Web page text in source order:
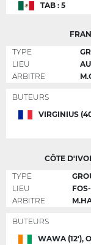
TAB : 5
TYPE
LIEU
ARBITRE
BUTEURS
VIRGINIUS
CÔTE
TYPE
LIEU
ARBITRE
BUTEURS
WAWA (12'),